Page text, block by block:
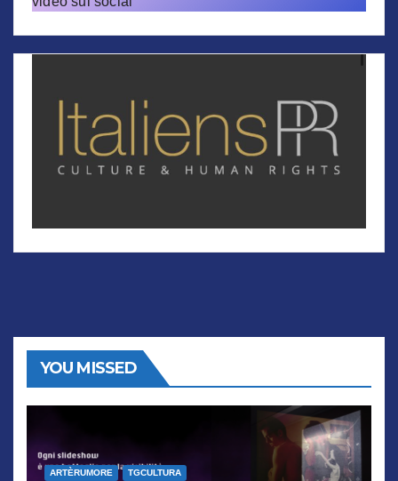
YOU MISSED
ARTÈRUMORE TGCULTURA